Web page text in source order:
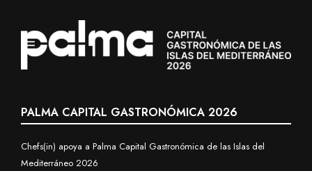
PALMA CAPITAL GASTRONÓMICA 2026
Chefs(in) apoya a Palma Capital Gastronómica de las Islas del
Mediterráneo 2026